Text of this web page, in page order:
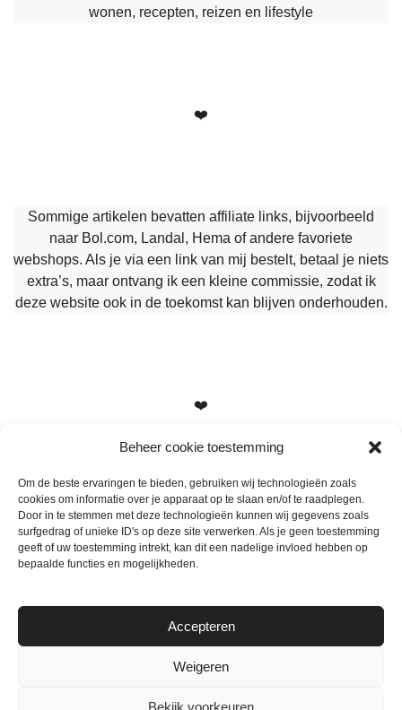
Beheer cookie toestemming
Om de beste ervaringen te bieden, gebruiken wij technologieën zoals
cookies om informatie over je apparaat op te slaan en/of te raadplegen.
Door in te stemmen met deze technologieën kunnen wij gegevens zoals
surfgedrag of unieke ID's op deze site verwerken. Als je geen toestemming
geeft of uw toestemming intrekt, kan dit een nadelige invloed hebben op
bepaalde functies en mogelijkheden.
Accepteren
Weigeren
Bekijk voorkeuren
wonen, recepten, reizen en lifestyle
❤️
Sommige artikelen bevatten affiliate links, bijvoorbeeld
naar Bol.com, Landal, Hema of andere favoriete
webshops. Als je via een link van mij bestelt, betaal je niets
extra’s, maar ontvang ik een kleine commissie, zodat ik
deze website ook in de toekomst kan blijven onderhouden.
❤️
Heb je vragen, suggesties of tips? Stuur me een berichtje
info@mamameteenblog.nl